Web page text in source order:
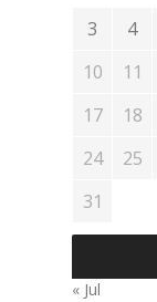
3
4
10
11
17
18
24
25
31
« Jul